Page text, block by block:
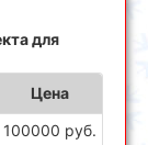
для
Цена
100000 руб.